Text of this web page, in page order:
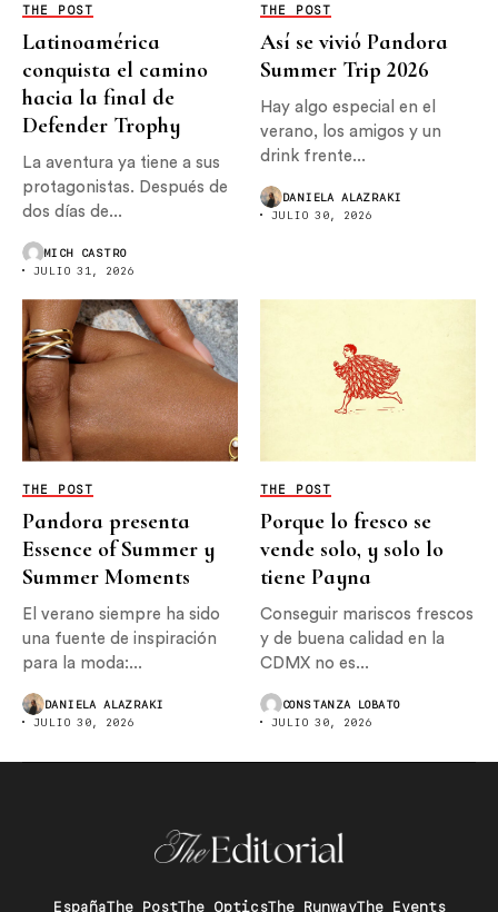
THE POST
Latinoamérica
conquista el camino
hacia la final de
Defender Trophy
La aventura ya tiene a sus
protagonistas. Después de
dos días de...
MICH CASTRO
JULIO 31, 2026
THE POST
Así se vivió Pandora
Summer Trip 2026
Hay algo especial en el
verano, los amigos y un
drink frente...
DANIELA ALAZRAKI
JULIO 30, 2026
THE POST
Pandora presenta
Essence of Summer y
Summer Moments
El verano siempre ha sido
una fuente de inspiración
para la moda:...
DANIELA ALAZRAKI
JULIO 30, 2026
THE POST
Porque lo fresco se
vende solo, y solo lo
tiene Payna
Conseguir mariscos frescos
y de buena calidad en la
CDMX no es...
CONSTANZA LOBATO
JULIO 30, 2026
EspañaThe PostThe OpticsThe RunwayThe Events